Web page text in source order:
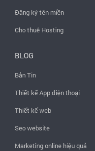
Đăng ký tên miền
Cho thuê Hosting
BLOG
Bản Tin
Thiết kế App điện thoại
Thiết kế web
Seo website
Marketing online hiệu quả